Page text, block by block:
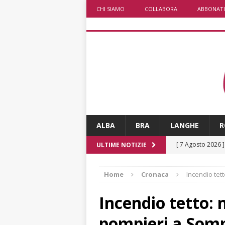
CHI SIAMO COLLABORA ABBONATI
ALBA BRA LANGHE
ULTIME NOTIZIE [ 7 Agosto 2026 ]
[ 7 Agosto 2026
[ 7 Agosto 2026
Home Cronaca Incendio
Incendio tetto: